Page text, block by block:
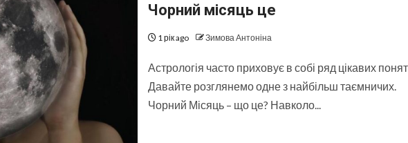
Чорний місяць це
1 рік ago Зимова Антоніна
Астрологія часто приховує в собі ряд цікавих
Давайте розглянемо одне з найбільш таємничих.
Чорний Місяць – що це? Навколо...